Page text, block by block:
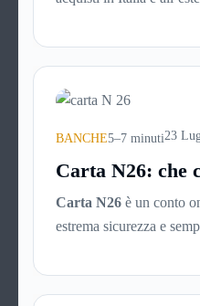
gestire tutto
code in banca o
momento di scoprire
BANCHE5–7 minuti23
Carta N26: che
funziona
Carta N26 è un conto
estrema sicurezza e
banca online rientra nel
e, nonostante non abbia